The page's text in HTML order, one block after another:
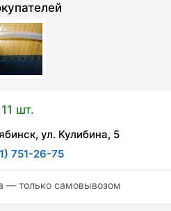
шт.
ул. Кулибина, 5
751-26-75
— только самовывозом